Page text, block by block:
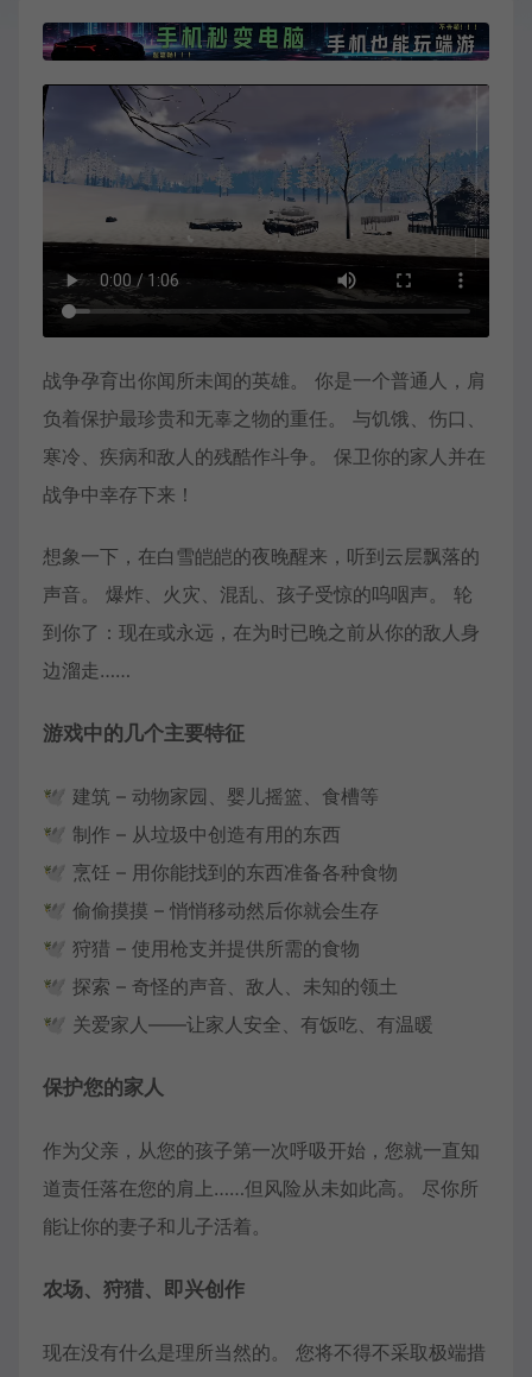
战争孕育出你闻所未闻的英雄。 你是一个普通人，肩
负着保护最珍贵和无辜之物的重任。 与饥饿、伤口、
寒冷、疾病和敌人的残酷作斗争。 保卫你的家人并在
战争中幸存下来！
想象一下，在白雪皑皑的夜晚醒来，听到云层飘落的
声音。 爆炸、火灾、混乱、孩子受惊的呜咽声。 轮
到你了：现在或永远，在为时已晚之前从你的敌人身
边溜走……
游戏中的几个主要特征
🕊️ 建筑 – 动物家园、婴儿摇篮、食槽等
🕊️ 制作 – 从垃圾中创造有用的东西
🕊️ 烹饪 – 用你能找到的东西准备各种食物
🕊️ 偷偷摸摸 – 悄悄移动然后你就会生存
🕊️ 狩猎 – 使用枪支并提供所需的食物
🕊️ 探索 – 奇怪的声音、敌人、未知的领土
🕊️ 关爱家人——让家人安全、有饭吃、有温暖
保护您的家人
作为父亲，从您的孩子第一次呼吸开始，您就一直知
道责任落在您的肩上……但风险从未如此高。 尽你所
能让你的妻子和儿子活着。
农场、狩猎、即兴创作
现在没有什么是理所当然的。 您将不得不采取极端措